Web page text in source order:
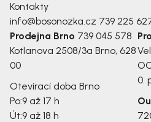
Kontakty
info@bosonozka.cz 739 225
Prodejna Brno 739 045 578
Kotlanova 2508/3a Brno, 628
00
Otevírací doba Brno
Po:9 až 17 h
Út:9 až 18 h
0.